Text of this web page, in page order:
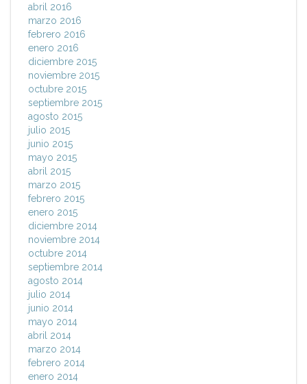
abril 2016
marzo 2016
febrero 2016
enero 2016
diciembre 2015
noviembre 2015
octubre 2015
septiembre 2015
agosto 2015
julio 2015
junio 2015
mayo 2015
abril 2015
marzo 2015
febrero 2015
enero 2015
diciembre 2014
noviembre 2014
octubre 2014
septiembre 2014
agosto 2014
julio 2014
junio 2014
mayo 2014
abril 2014
marzo 2014
febrero 2014
enero 2014